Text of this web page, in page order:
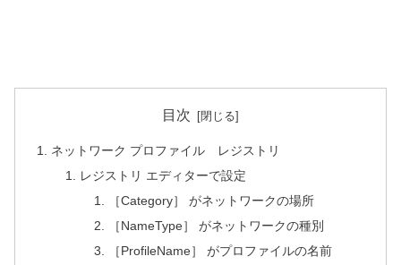
目次
ネットワーク プロファイル レジストリ
レジストリ エディターで設定
［Category］ がネットワークの場所
［NameType］ がネットワークの種別
［ProfileName］ がプロファイルの名前